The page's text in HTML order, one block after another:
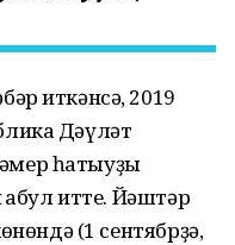
иткәнсә, 2019
Дәүләт
һатыуҙы
итте. Йәштәр
(1 сентябрҙә,